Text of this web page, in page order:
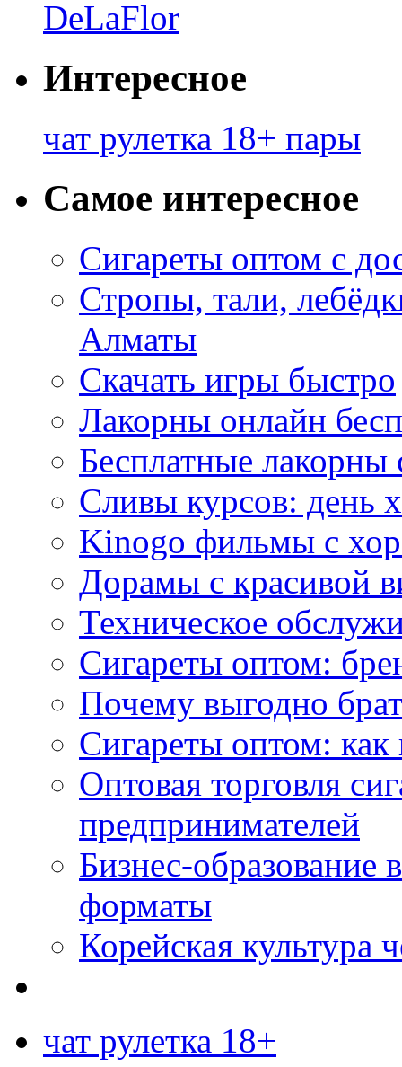
DeLaFlor
Интересное
чат рулетка 18+ пары
Самое интересное
Сигареты оптом с
Стропы, тали,
Алматы
Скачать игры быстро
Лакорны онлайн
Бесплатные лакорны
Сливы курсов: день
Kinogo фильмы с
Дорамы с красивой
Техническое
Сигареты оптом:
Почему выгодно
Сигареты оптом: как
Оптовая торговля
предпринимателей
Бизнес-образование
форматы
Корейская культура
чат рулетка 18+